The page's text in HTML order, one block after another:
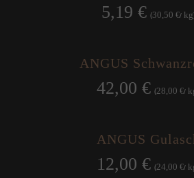
5,19 € (30,50 €/ kg
ANGUS
42,00€ (28,00€/
ANGUS
12,00€ (24,00€/